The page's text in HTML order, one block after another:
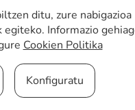
Cookien konfigurazioa
aldatu
ditu, zure nabigazioa
Informazio
Cookien Politika
Konfiguratu